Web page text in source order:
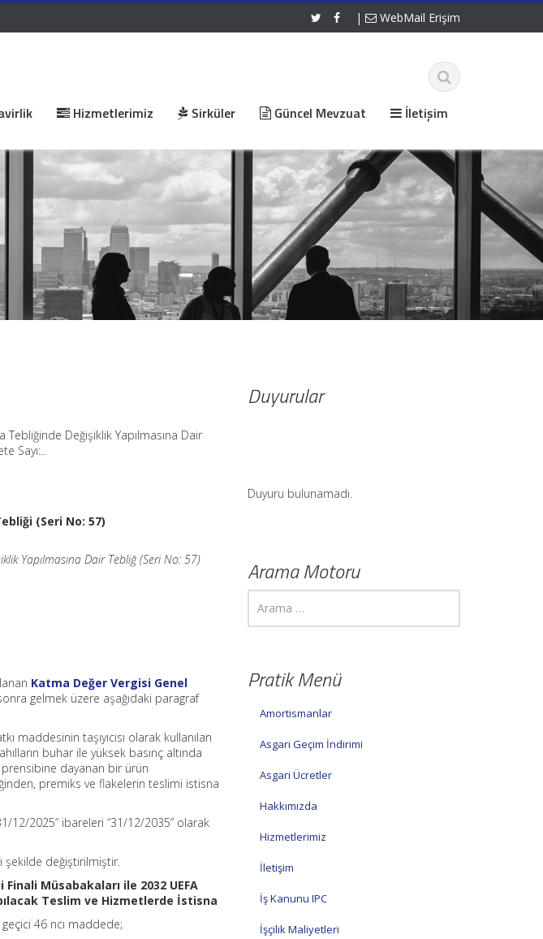
| WebMail Erişim
Hizmetlerimiz Sirküler Güncel Mevzuat İletişim
Tebliğinde Değişiklik Yapılmasına Dair
Sayı:..
(Seri No: 57)
Yapılmasına Dair Tebliğ (Seri No: 57)
Katma Değer Vergisi Genel
gelmek üzere aşağıdaki paragraf
maddesinin taşıyıcısı olarak kullanılan
buhar ile yüksek basınç altında
dayanan bir ürün
premiks ve flakelerin teslimi istisna
12/2025” ibareleri “31/12/2035” olarak
şekilde değiştirilmiştir.
Finali Müsabakaları ile 2032 UEFA
Teslim ve Hizmetlerde İstisna
46 ncı maddede;
Duyurular
Arama Motoru
Pratik Menü
Amortismanlar
Asgari Geçim İndirimi
Asgari Ücretler
Hakkımızda
Hizmetlerimiz
İletişim
İş Kanunu IPC
İşçilik Maliyetleri